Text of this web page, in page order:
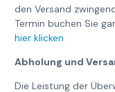
den Versand
Termin buchen Sie
hier klicken
Abholung und
Die Leistung der